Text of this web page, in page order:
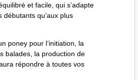
et facile, qui s’adapte
débutants qu’aux plus
poney pour l’initiation, la
balades, la production de
répondre à toutes vos